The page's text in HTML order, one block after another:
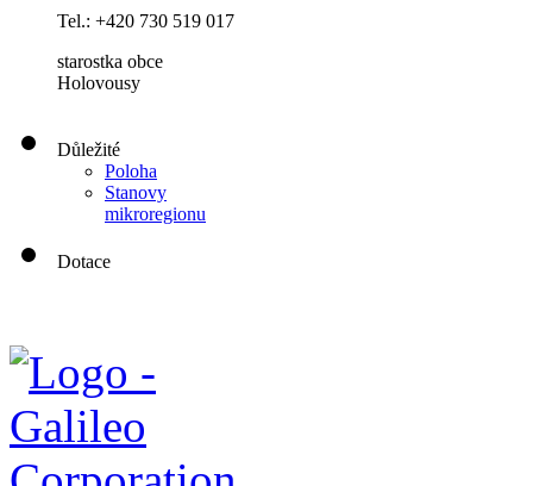
Tel.: +420 730 519 017
starostka obce
Holovousy
Důležité
Poloha
Stanovy
mikroregionu
Dotace